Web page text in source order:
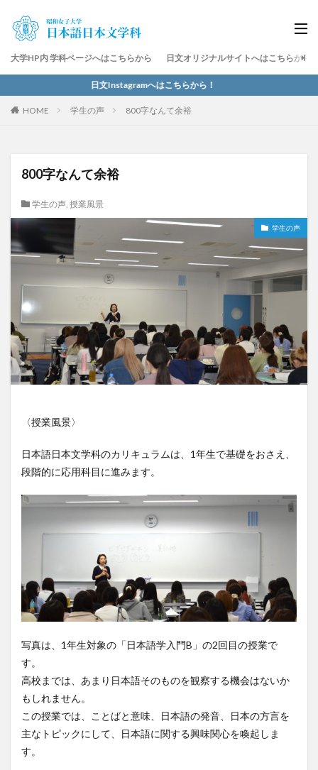
大学HP内 学科ページへはこちらから 日文オリジナルサイトへはこちらから
日文Instagramへはこちらから！
HOME 学生の声 800字なんて余裕
800字なんて余裕
学生の声, 授業風景
学生の声
〈授業風景〉
日本語日本文学科のカリキュラムは、1年生で基礎をおさえ、
段階的に応用科目に進みます。
写真は、1年生対象の「日本語学入門B」の2回目の授業で
す。
高校までは、あまり日本語そのものを観察する機会はないか
もしれません。
この授業では、ことばと意味、日本語の発音、日本の方言を
主なトピックにして、日本語に関する興味関心を喚起しま
す。